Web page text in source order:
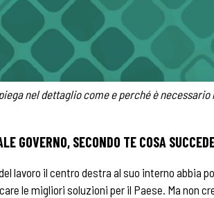
nel dettaglio come e perché è
GOVERNO, SECONDO TE COSA
lavoro il centro destra al suo interno abbia
le migliori soluzioni per il Paese. Ma non